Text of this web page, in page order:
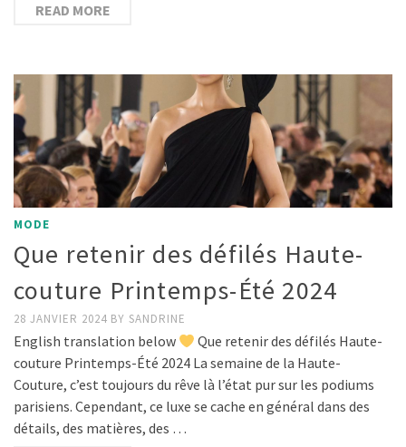
READ MORE
MODE
Que retenir des défilés Haute-
couture Printemps-Été 2024
28 JANVIER 2024 BY SANDRINE
English translation below
Que retenir des défilés Haute-
couture Printemps-Été 2024 La semaine de la Haute-
Couture, c’est toujours du rêve là l’état pur sur les podiums
parisiens. Cependant, ce luxe se cache en général dans des
détails, des matières, des …